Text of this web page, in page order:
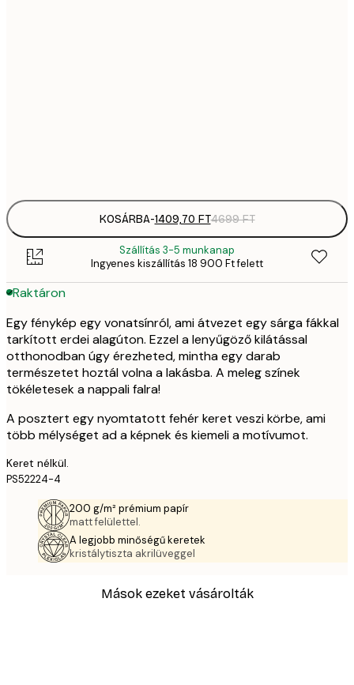
KOSÁRBA-1409,70 FT4699 FT
Szállítás 3-5 munkanap
Ingyenes kiszállítás 18 900 Ft felett
Raktáron
Egy fénykép egy vonatsínról, ami átvezet egy sárga fákkal
tarkított erdei alagúton. Ezzel a lenyűgöző kilátással
otthonodban úgy érezheted, mintha egy darab
természetet hoztál volna a lakásba. A meleg színek
tökéletesek a nappali falra!
A posztert egy nyomtatott fehér keret veszi körbe, ami
több mélységet ad a képnek és kiemeli a motívumot.
Keret nélkül.
PS52224-4
200 g/m² prémium papír
matt felülettel.
A legjobb minőségű keretek
kristálytiszta akrilüveggel
Mások ezeket vásárolták